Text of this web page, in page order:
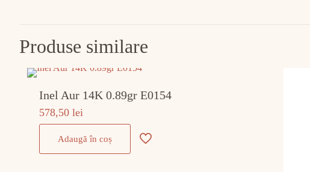
Produse similare
Inel Aur 14K 0.89gr E0154
578,50 lei
Adaugă în coș